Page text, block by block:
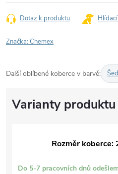
Dotaz k produktu
Značka:Chemex
Další oblíbené koberce v barvě:
Rozměr koberce:
Do 5-7 pracovních dnů